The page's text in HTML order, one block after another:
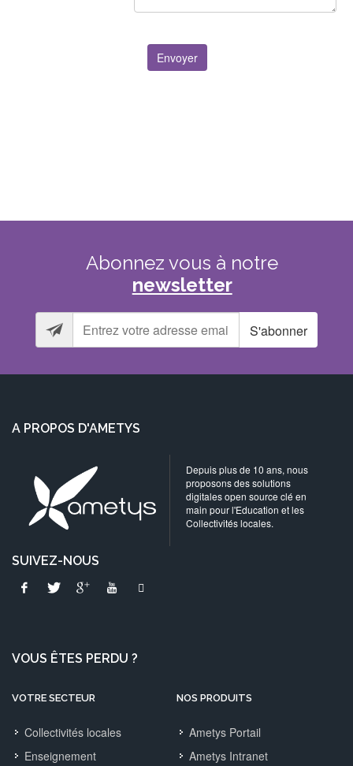
Abonnez vous à notre
newsletter
S'abonner
A PROPOS D'AMETYS
Depuis plus de 10 ans, nous
proposons des solutions
digitales open source clé en
main pour l'Education et les
Collectivités locales.
SUIVEZ-NOUS
VOUS ÊTES PERDU ?
VOTRE SECTEUR
Collectivités locales
Enseignement
NOS PRODUITS
Ametys Portail
Ametys Intranet